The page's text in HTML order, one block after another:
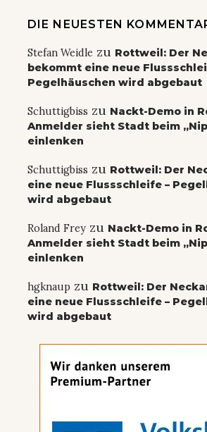
DIE NEUESTEN
Stefan Weidle zu Rottweil: Der
bekommt eine neue
Pegelhäuschen wird abgebaut
Schuttigbiss zu Nackt-Demo in
Anmelder sieht Stadt beim
einlenken
Schuttigbiss zu Rottweil: Der
eine neue Flussschleife –
wird abgebaut
Roland Frey zu Nackt-Demo in
Anmelder sieht Stadt beim
einlenken
hgknaup zu Rottweil: Der
eine neue Flussschleife –
wird abgebaut